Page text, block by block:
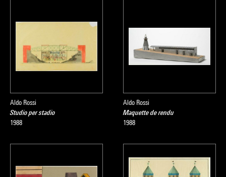
Aldo Rossi
Studio per stadio
1988
Aldo Rossi
Maquette de rendu
1988